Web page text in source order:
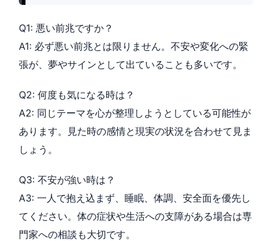
Q1: 悪い前兆ですか？
A1: 必ず悪い前兆とは限りません。不安や変化への緊
張が、夢やサインとして出ていることも多いです。
Q2: 何度も気になる時は？
A2: 同じテーマを心が整理しようとしている可能性が
あります。見た時の感情と現実の状況を合わせて見ま
しょう。
Q3: 不安が強い時は？
A3: 一人で抱え込まず、睡眠、体調、安全面を優先し
てください。体の症状や生活への支障がある場合は専
門家への相談も大切です。